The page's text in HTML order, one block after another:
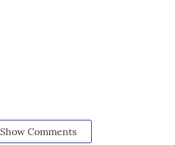
Show Comments